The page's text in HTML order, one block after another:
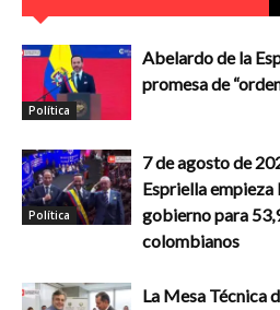
Política
Abelardo de la
promesa de
Política
7 de agosto de
Espriella empieza
gobierno para
colombianos
La Mesa Técnica